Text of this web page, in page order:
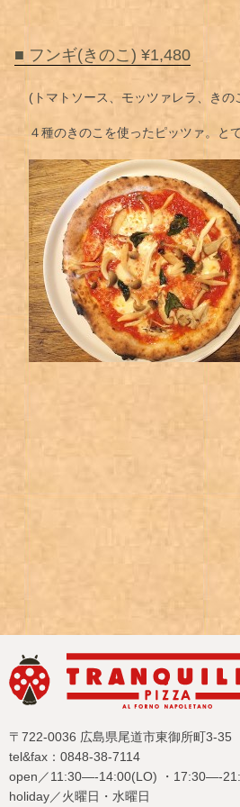
■ フンギ(きのこ) ¥1,480
(トマトソース、モッツァレラ、きの
４種のきのこを使ったピッツァ。と
〒722-0036 広島県尾道市東御所町3-35
tel&fax：0848-38-7114
open／11:30—-14:00(LO) ・17:30—-
holiday／火曜日・水曜日